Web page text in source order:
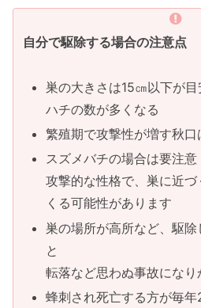
自分で駆除する場合の注意点
巣の大きさは15㎝以下が
ハチの数が多くなる
繁殖期で攻撃性が増す秋口
スズメバチの場合は要注意
攻撃的な性格で、巣に近
くる可能性があります
巣の場所が高所など、駆除
と
転落など思わぬ事故になり
蜂刺され死亡する方が毎